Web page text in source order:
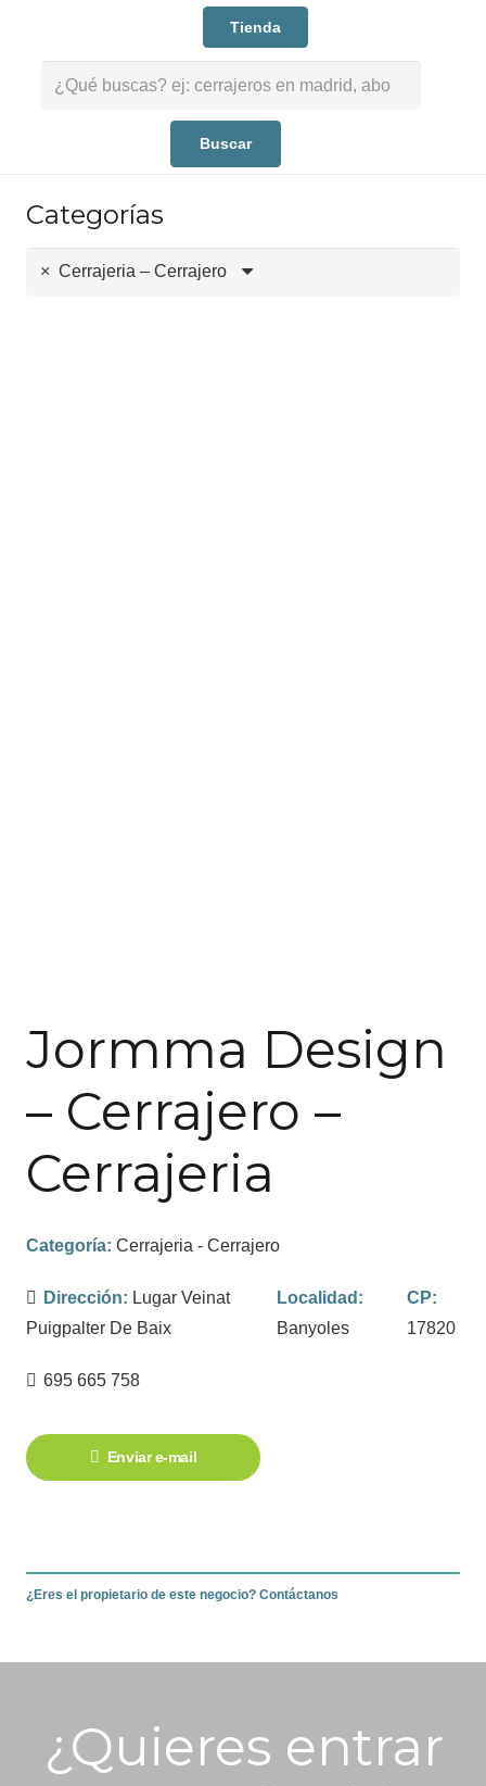
Tienda
Categorías
× Cerrajeria – Cerrajero
Jormma Design
– Cerrajero –
Cerrajeria
Categoría: Cerrajeria - Cerrajero
Dirección: Lugar Veinat
Puigpalter De Baix
Localidad:
Banyoles
CP:
17820
695 665 758
Enviar e-mail
¿Eres el propietario de este negocio? Contáctanos
¿Quieres entrar